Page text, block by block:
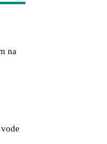
na